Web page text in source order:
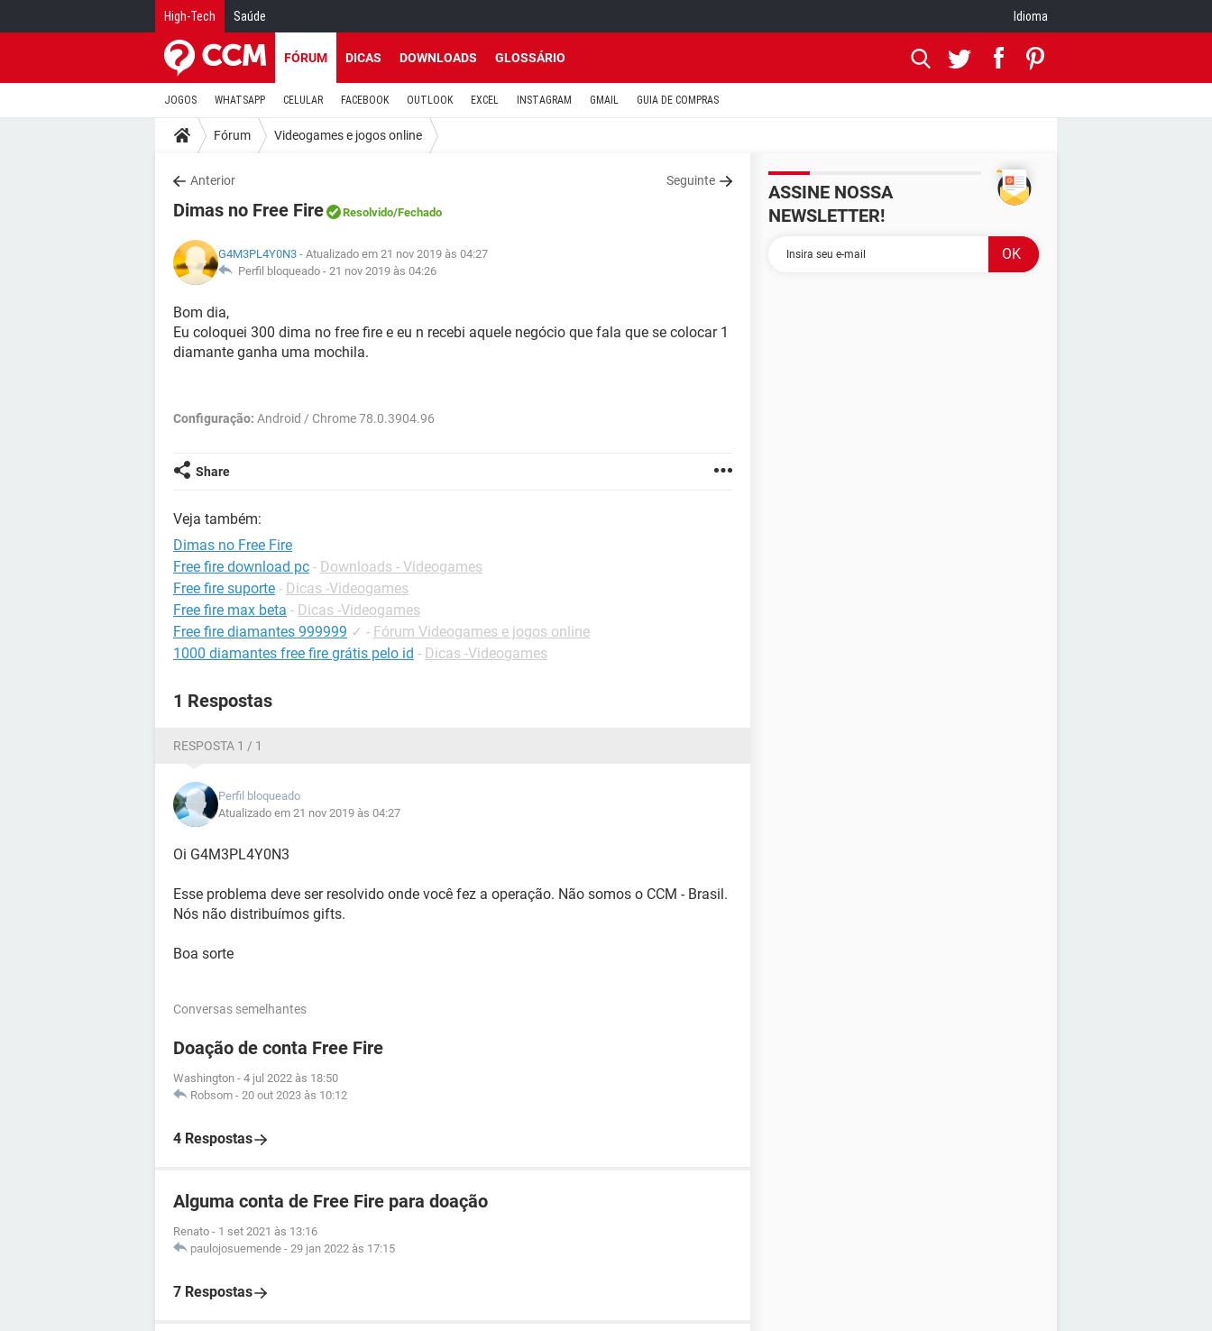
High-Tech Saúde Idioma
FÓRUM DICAS DOWNLOADS GLOSSÁRIO
JOGOS WHATSAPP CELULAR FACEBOOK OUTLOOK EXCEL INSTAGRAM GMAIL GUIA DE COMPRAS
Fórum Videogames e jogos online
Anterior Seguinte
Dimas no Free Fire Resolvido/Fechado
G4M3PL4Y0N3 - Atualizado em 21 nov 2019 às 04:27
Perfil bloqueado - 21 nov 2019 às 04:26
Bom dia,
Eu coloquei 300 dima no free fire e eu n recebi aquele negócio que fala que se colocar 1
diamante ganha uma mochila.
Configuração: Android / Chrome 78.0.3904.96
Share
Veja também:
Dimas no Free Fire
Free fire download pc - Downloads - Videogames
Free fire suporte - Dicas -Videogames
Free fire max beta - Dicas -Videogames
Free fire diamantes 999999 ✓ - Fórum Videogames e jogos online
1000 diamantes free fire grátis pelo id - Dicas -Videogames
1 Respostas
RESPOSTA 1 / 1
Perfil bloqueado
Atualizado em 21 nov 2019 às 04:27
Oi G4M3PL4Y0N3
Esse problema deve ser resolvido onde você fez a operação. Não somos o CCM - Brasil.
Nós não distribuímos gifts.
Boa sorte
Conversas semelhantes
Doação de conta Free Fire
Washington - 4 jul 2022 às 18:50
Robsom - 20 out 2023 às 10:12
4 Respostas
Alguma conta de Free Fire para doação
Renato - 1 set 2021 às 13:16
paulojosuemende - 29 jan 2022 às 17:15
7 Respostas
ASSINE NOSSA
NEWSLETTER!